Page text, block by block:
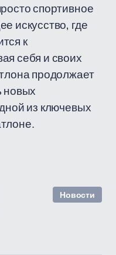
спортивное
искусство, где
к
себя и своих
продолжает
новых
из ключевых
Новости